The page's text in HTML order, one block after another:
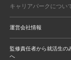
キャリアパークについ
運営会社情報
監修責任者から就活生の
へ